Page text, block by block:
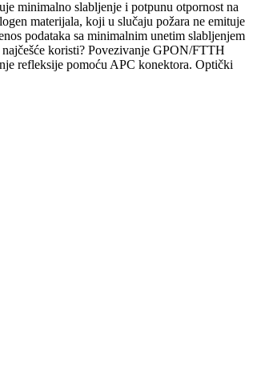
minimalno slabljenje i potpunu otpornost na
materijala, koji u slučaju požara ne emituje
podataka sa minimalnim unetim slabljenjem
koristi? Povezivanje GPON/FTTH
refleksije pomoću APC konektora. Optički